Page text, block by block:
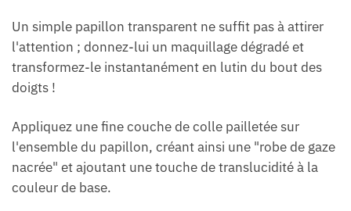
Un simple papillon transparent ne suffit pas à attirer
l'attention ; donnez-lui un maquillage dégradé et
transformez-le instantanément en lutin du bout des
doigts !
Appliquez une fine couche de colle pailletée sur
l'ensemble du papillon, créant ainsi une "robe de gaze
nacrée" et ajoutant une touche de translucidité à la
couleur de base.